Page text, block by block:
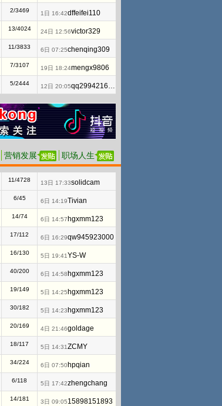
2/3469 1日 16:42dffeifei110
13/4024 24日 12:56victor329
11/3833 6日 07:25chenqing309
7/3107 19日 18:24mengx9806
5/2444 12日 20:05qq2994216177
营销发展 职场人生
11/4728 13日 17:33solidcam
6/45 6日 14:19Tivian
14/74 6日 14:57hgxmm123
17/112 6日 16:29qw945923000
16/130 5日 19:41YS-W
40/200 6日 14:58 hgxmm123
19/149 5日 14:25hgxmm123
30/182 5日 14:23 hgxmm123
20/169 4日 21:46goldage
18/117 5日 14:31ZCMY
34/224 6日 07:50hpqian
6/118 5日 17:42zhengchang
14/181 3日 09:0515898151893